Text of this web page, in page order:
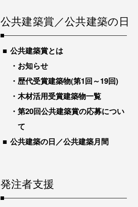
公共建築賞／公共建築の日
公共建築賞とは
お知らせ
歴代受賞建築物(第1回～19回)
木材活用受賞建築物一覧
第20回公共建築賞の応募につい
て
公共建築の日／公共建築月間
発注者支援